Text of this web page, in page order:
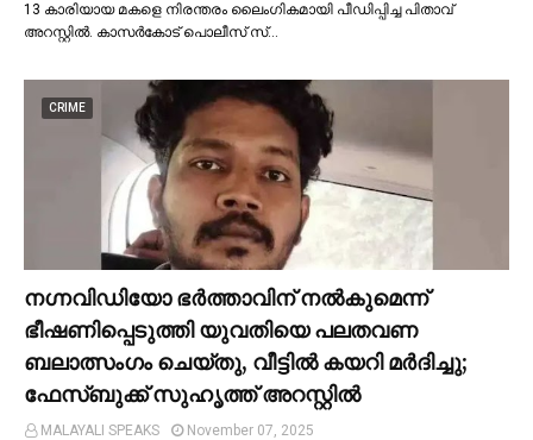
13 കാരിയായ മകളെ നിരന്തരം ലൈംഗികമായി പീഡിപ്പിച്ച പിതാവ്
അറസ്റ്റില്‍. കാസർകോട് പൊലീസ് സ്…
CRIME
നഗ്നവിഡിയോ ഭര്‍ത്താവിന് നല്‍കുമെന്ന്
ഭീഷണിപ്പെടുത്തി യുവതിയെ പലതവണ
ബലാത്സംഗം ചെയ്തു, വീട്ടില്‍ കയറി മര്‍ദിച്ചു;
ഫേസ്ബുക്ക് സുഹൃത്ത് അറസ്റ്റില്‍
MALAYALI SPEAKS
November 07, 2025